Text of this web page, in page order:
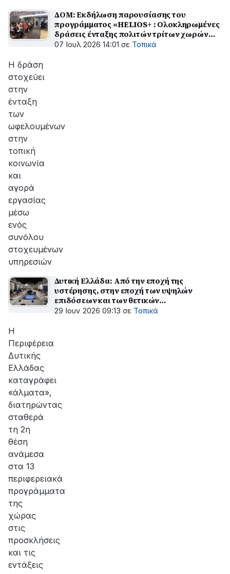
ΔΟΜ: Εκδήλωση παρουσίασης του
προγράμματος «HELIOS+ : Ολοκληρωμένες
δράσεις ένταξης πολιτών τρίτων χωρών
στην αγορά εργασίας στην Περιφέρεια
07 Ιουλ 2026 14:01 σε Τοπικά
Η δράση
στοχεύει
στην
ένταξη
των
ωφελουμένων
στην
τοπική
κοινωνία
και
αγορά
εργασίας
μέσω
ενός
συνόλου
στοχευμένων
υπηρεσιών
Δυτική Ελλάδα: Από την εποχή της
υστέρησης, στην εποχή των υψηλών
επιδόσεων και των θετικών
αποτελεσμάτων
29 Ιουν 2026 09:13 σε Τοπικά
H
Περιφέρεια
Δυτικής
Ελλάδας
καταγράφει
«άλματα»,
διατηρώντας
σταθερά
τη 2η
θέση
ανάμεσα
στα 13
περιφερειακά
προγράμματα
της
χώρας
στις
προσκλήσεις
και τις
εντάξεις